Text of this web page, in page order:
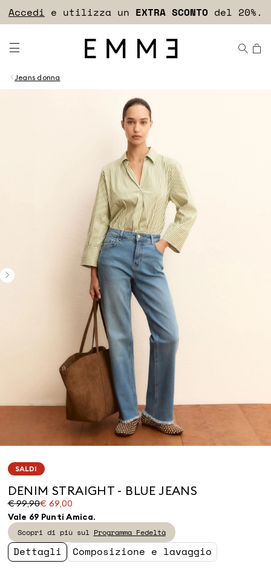
Accedi EXTRA SCONTO
Scopri il programma fedeltà!
Jeans donna
SALDI
DENIM STRAIGHT - BLUE JEANS
€ 99,90€ 69,00
Prezzo
originale
€
99,90
Prezzo
corrente
€
69,00
Vale 69 Punti Amica.
Scopri di più sul Programma Fedeltà
Dettagli Composizione e lavaggio